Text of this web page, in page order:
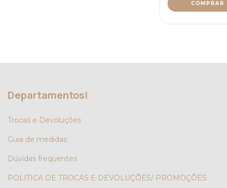
COMPRAR
Departamentos!
Trocas e Devoluções
Guia de medidas
Dúvidas frequentes
POLITICA DE TROCAS E DEVOLUÇÕES/ PROMOÇÕES